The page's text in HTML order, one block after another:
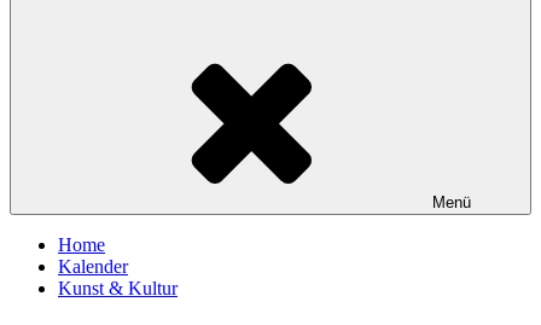
Menü
Home
Kalender
Kunst & Kultur